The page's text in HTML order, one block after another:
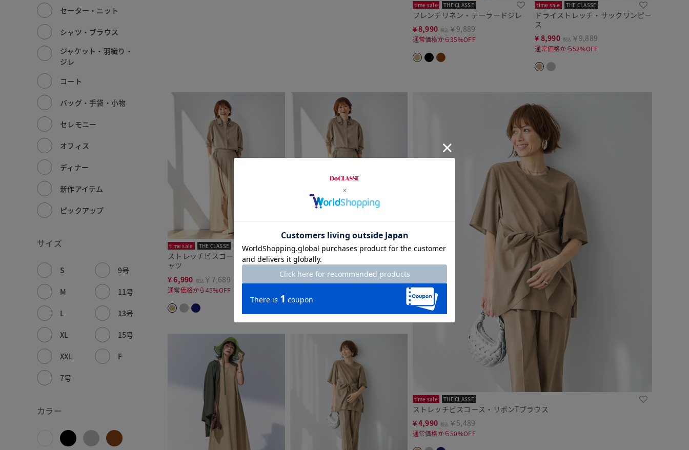
セーター・ニット
シャツ・ブラウス
ジャケット・羽織り・
ジレ
コート
バッグ・手袋・小物
セレモニー
オフィス
ディナー
新作アイテム
ピックアップ
サイズ
S
M
L
XL
XXL
7号
9号
11号
13号
15号
F
カラー
time sale THE CLASSE
フレンチリネン・テーラードジレ
¥8,990 税込 ￥9,889
通常価格から35%OFF
time sale THE CLASSE
ドライストレッチ・サックワンピー
ス
¥ 8,990 税込 ￥9,889
通常価格から52%OFF
time sale THE CLASSE
ストレッチビスコース・オーバーシ
ャツ
¥6,990 税込 ￥7,689
通常価格から45%OFF
time sale THE CLASSE
ストレッチビスコース・タックワイ
ドパンツ
¥ 7,990 ￥8,789
time sale THE CLASSE
ストレッチビスコース・リボンTブラウス
¥4,990 税込 ￥5,489
通常価格から50%OFF